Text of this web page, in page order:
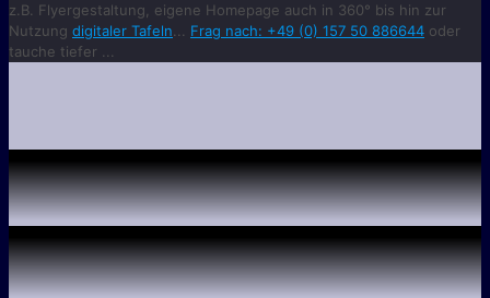
z.B. Flyergestaltung, eigene Homepage auch in 360° bis hin zur
Nutzung digitaler Tafeln Frag nach: +49 (0) 157 50 886644 oder
tauche tiefer ...